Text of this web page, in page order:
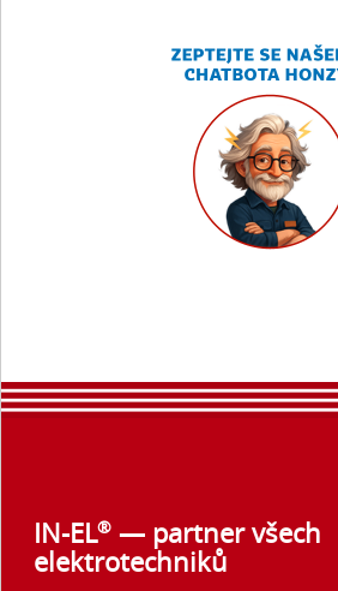
IN-EL®— partner všech
elektrotechniků